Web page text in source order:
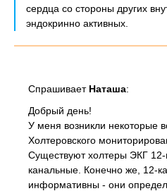
сердца со стороны других
эндокринно активных.
Спрашивает Наташа:
Добрый день!
У меня возникли некоторые
Холтеровского
Существуют холтеры ЭКГ
канальные. Конечно же, 12-
информативны - они